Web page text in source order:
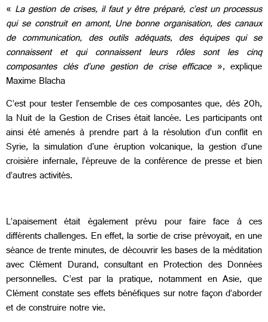
« La gestion de crises, il faut y être préparé, c’est un processus
qui se construit en amont, Une bonne organisation, des canaux
de communication, des outils adéquats, des équipes qui se
connaissent et qui connaissent leurs rôles sont les cinq
composantes clés d’une gestion de crise efficace », explique
Maxime Blacha
C’est pour tester l’ensemble de ces composantes que, dès 20h,
la Nuit de la Gestion de Crises était lancée. Les participants ont
ainsi été amenés à prendre part à la résolution d’un conflit en
Syrie, la simulation d'une éruption volcanique, la gestion d’une
croisière infernale, l’épreuve de la conférence de presse et bien
d’autres activités.
L’apaisement était également prévu pour faire face à ces
différents challenges. En effet, la sortie de crise prévoyait, en une
séance de trente minutes, de découvrir les bases de la méditation
avec Clément Durand, consultant en Protection des Données
personnelles. C’est par la pratique, notamment en Asie, que
Clément constate ses effets bénéfiques sur notre façon d’aborder
et de construire notre vie.